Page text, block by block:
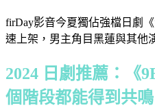
firDay影音今夏獨佔強檔日劇
速上架，男主角目黑蓮與其
2024 日劇推薦：《
個階段都能得到共鳴